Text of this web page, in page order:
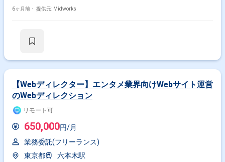
トとの折衝・対応 ・各種設計業務の実施 ・プロジェクトの進行管理 ・デ
6ヶ月前・ 提供元: Midworks
【Webディレクター】エンタメ業界向けWebサイト運営
のWebディレクション
リモート可
650,000円/月
業務委託(フリーランス)
東京都
六本木駅